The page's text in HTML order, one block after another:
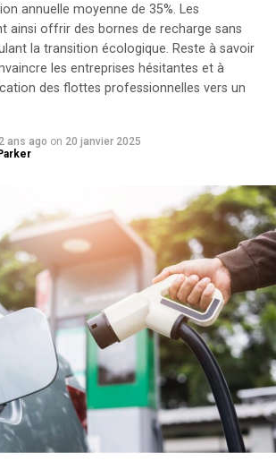
un Écosystème
s’intègre parfaitement dans un
intelligent grâce à sa
le compteur Anker SOLIX Smart et
proposées par Anker. cette
tout en réduisant les pertes
De plus, Anker SOLIX prévoit
aux dispositifs Shelly.
Résistance aux
également l’accent sur la longévité du
pour supporter au moins6000
, cet appareil a une durée de vie
quinze ans. Il est accompagné d’une
décennale et possède une
annuelle moyenne de 35%. Les
ainsi offrir des bornes de recharge sans
la transition écologique. Reste à savoir
les entreprises hésitantes et à
des flottes professionnelles vers un
2 ans ago on 20 janvier 2025